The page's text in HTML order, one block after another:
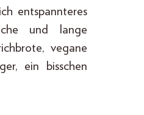
entspannteres
und lange
vegane
ein bisschen